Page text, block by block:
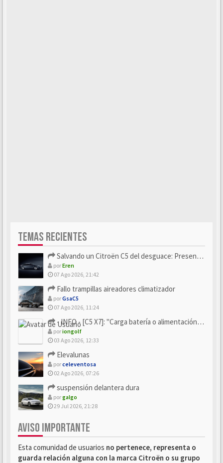
TEMAS RECIENTES
Salvando un Citroën C5 del desguace: Presentación y seguimiento
porEren
07 Ago 2026, 21:42
Fallo trampillas aireadores climatizador
porGsaC5
07 Ago 2026, 11:24
- INFO - [C5 X7]: "Carga batería o alimentación eléctri...
poriongolf
03 Ago 2026, 12:33
Elevalunas
porceleventosa
02 Ago 2026, 07:26
suspensión delantera dura
porgalgo
29 Jul 2026, 21:28
AVISO IMPORTANTE
Esta comunidad de usuarios no pertenece, representa o
guarda relación alguna con la marca Citroën o su grupo